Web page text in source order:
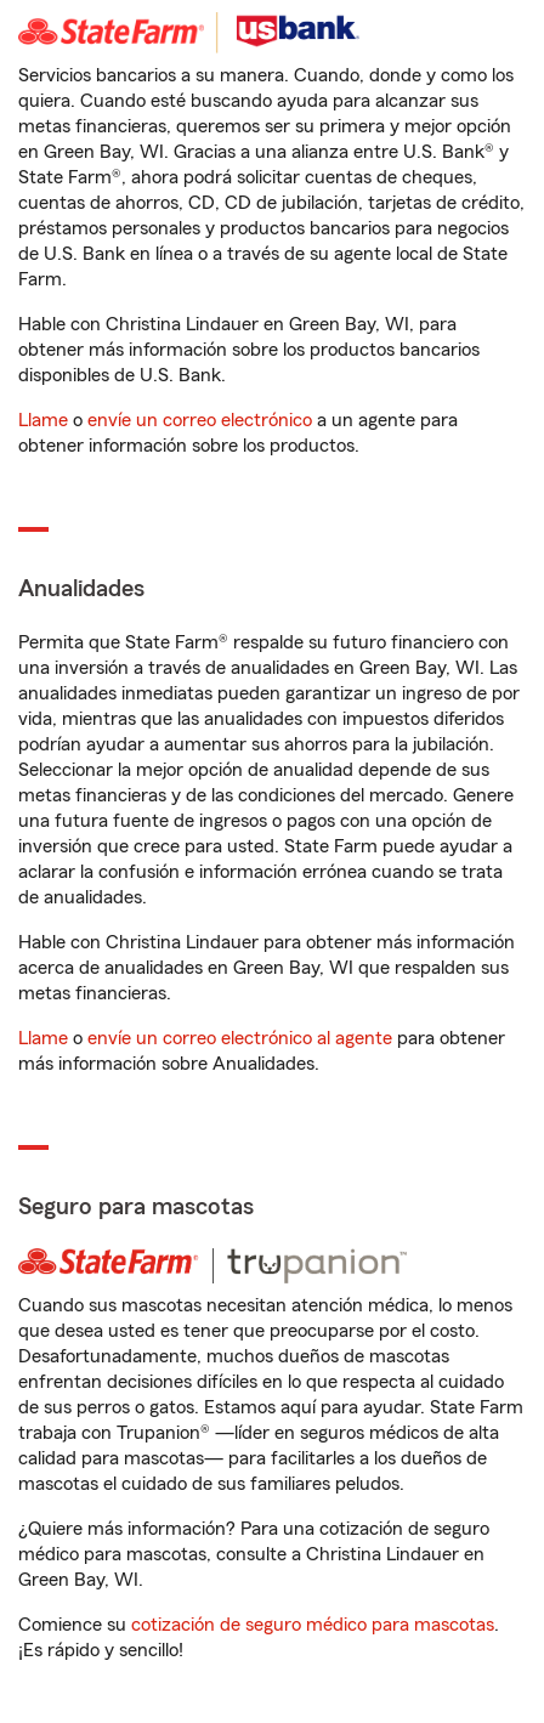
Servicios bancarios a su manera. Cuando, donde y como los
quiera. Cuando esté buscando ayuda para alcanzar sus
metas financieras, queremos ser su primera y mejor opción
en Green Bay, WI. Gracias a una alianza entre U.S. Bank® y
State Farm®, ahora podrá solicitar cuentas de cheques,
cuentas de ahorros, CD, CD de jubilación, tarjetas de crédito,
préstamos personales y productos bancarios para negocios
de U.S. Bank en línea o a través de su agente local de State
Farm.
Hable con Christina Lindauer en Green Bay, WI, para
obtener más información sobre los productos bancarios
disponibles de U.S. Bank.
Llame o envíe un correo electrónico a un agente para
obtener información sobre los productos.
Anualidades
Permita que State Farm® respalde su futuro financiero con
una inversión a través de anualidades en Green Bay, WI. Las
anualidades inmediatas pueden garantizar un ingreso de por
vida, mientras que las anualidades con impuestos diferidos
podrían ayudar a aumentar sus ahorros para la jubilación.
Seleccionar la mejor opción de anualidad depende de sus
metas financieras y de las condiciones del mercado. Genere
una futura fuente de ingresos o pagos con una opción de
inversión que crece para usted. State Farm puede ayudar a
aclarar la confusión e información errónea cuando se trata
de anualidades.
Hable con Christina Lindauer para obtener más información
acerca de anualidades en Green Bay, WI que respalden sus
metas financieras.
Llame o envíe un correo electrónico al agente para obtener
más información sobre Anualidades.
Seguro para mascotas
Cuando sus mascotas necesitan atención médica, lo menos
que desea usted es tener que preocuparse por el costo.
Desafortunadamente, muchos dueños de mascotas
enfrentan decisiones difíciles en lo que respecta al cuidado
de sus perros o gatos. Estamos aquí para ayudar. State Farm
trabaja con Trupanion® —líder en seguros médicos de alta
calidad para mascotas— para facilitarles a los dueños de
mascotas el cuidado de sus familiares peludos.
¿Quiere más información? Para una cotización de seguro
médico para mascotas, consulte a Christina Lindauer en
Green Bay, WI.
Comience su cotización de seguro médico para mascotas.
¡Es rápido y sencillo!